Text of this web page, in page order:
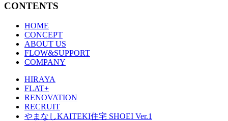
CONTENTS
HOME
CONCEPT
ABOUT US
FLOW&SUPPORT
COMPANY
HIRAYA
FLAT+
RENOVATION
RECRUIT
やまなしKAITEKI住宅 SHOEI Ver.1